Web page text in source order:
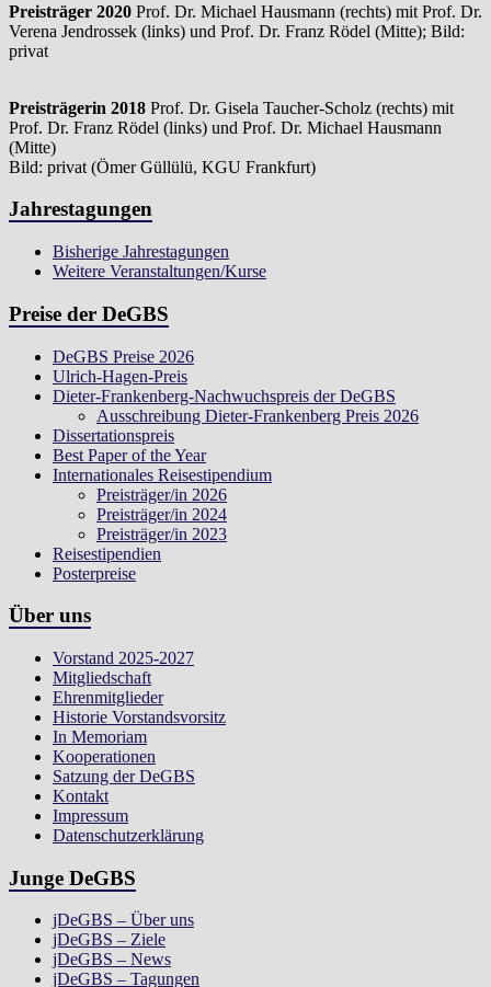
Preisträger 2020 Prof. Dr. Michael Hausmann (rechts) mit Prof. Dr.
Verena Jendrossek (links) und Prof. Dr. Franz Rödel (Mitte); Bild:
privat
Preisträgerin 2018 Prof. Dr. Gisela Taucher-Scholz (rechts) mit
Prof. Dr. Franz Rödel (links) und Prof. Dr. Michael Hausmann
(Mitte)
Bild: privat (Ömer Güllülü, KGU Frankfurt)
Jahrestagungen
Bisherige Jahrestagungen
Weitere Veranstaltungen/Kurse
Preise der DeGBS
DeGBS Preise 2026
Ulrich-Hagen-Preis
Dieter-Frankenberg-Nachwuchspreis der DeGBS
Ausschreibung Dieter-Frankenberg Preis 2026
Dissertationspreis
Best Paper of the Year
Internationales Reisestipendium
Preisträger/in 2026
Preisträger/in 2024
Preisträger/in 2023
Reisestipendien
Posterpreise
Über uns
Vorstand 2025-2027
Mitgliedschaft
Ehrenmitglieder
Historie Vorstandsvorsitz
In Memoriam
Kooperationen
Satzung der DeGBS
Kontakt
Impressum
Datenschutzerklärung
Junge DeGBS
jDeGBS – Über uns
jDeGBS – Ziele
jDeGBS – News
jDeGBS – Tagungen